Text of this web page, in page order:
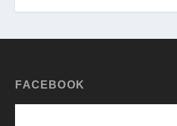
FACEBOOK